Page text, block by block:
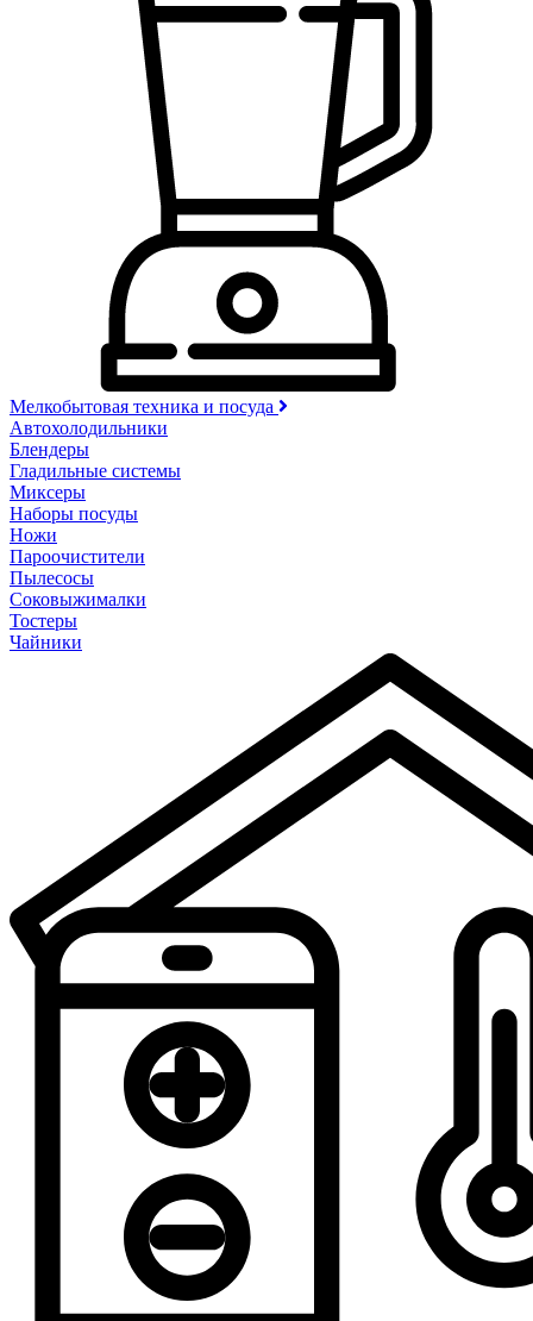
Мелкобытовая техника и посуда
Автохолодильники
Блендеры
Гладильные системы
Миксеры
Наборы посуды
Ножи
Пароочистители
Пылесосы
Соковыжималки
Тостеры
Чайники